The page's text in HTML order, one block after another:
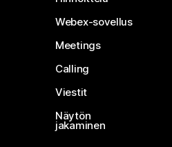
Webex-sovellus
Meetings
Calling
Viestit
Näytön
jakaminen